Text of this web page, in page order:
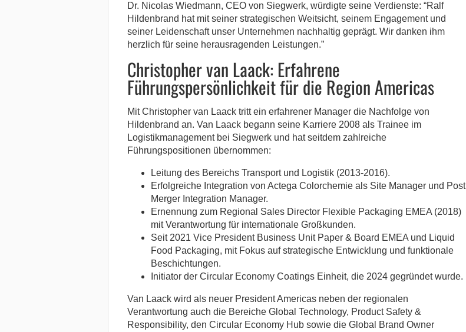
Dr. Nicolas Wiedmann, CEO von Siegwerk, würdigte seine Verdienste: “Ralf
Hildenbrand hat mit seiner strategischen Weitsicht, seinem Engagement und
seiner Leidenschaft unser Unternehmen nachhaltig geprägt. Wir danken ihm
herzlich für seine herausragenden Leistungen.”
Christopher van Laack: Erfahrene
Führungspersönlichkeit für die Region Americas
Mit Christopher van Laack tritt ein erfahrener Manager die Nachfolge von
Hildenbrand an. Van Laack begann seine Karriere 2008 als Trainee im
Logistikmanagement bei Siegwerk und hat seitdem zahlreiche
Führungspositionen übernommen:
Leitung des Bereichs Transport und Logistik (2013-2016).
Erfolgreiche Integration von Actega Colorchemie als Site Manager und Post
Merger Integration Manager.
Ernennung zum Regional Sales Director Flexible Packaging EMEA (2018)
mit Verantwortung für internationale Großkunden.
Seit 2021 Vice President Business Unit Paper & Board EMEA und Liquid
Food Packaging, mit Fokus auf strategische Entwicklung und funktionale
Beschichtungen.
Initiator der Circular Economy Coatings Einheit, die 2024 gegründet wurde.
Van Laack wird als neuer President Americas neben der regionalen
Verantwortung auch die Bereiche Global Technology, Product Safety &
Responsibility, den Circular Economy Hub sowie die Global Brand Owner